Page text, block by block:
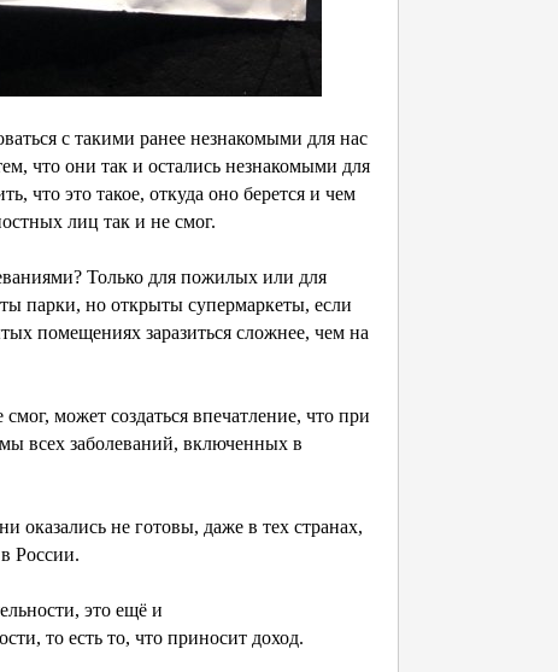
с такими ранее незнакомыми для нас
что они так и остались незнакомыми для
что это такое, откуда оно берется и чем
лиц так и не смог.
Только для пожилых или для
парки, но открыты супермаркеты, если
помещениях заразиться сложнее, чем на
может создаться впечатление, что при
всех заболеваний, включенных в
оказались не готовы, даже в тех странах,
России.
это ещё и
то есть то, что приносит доход.